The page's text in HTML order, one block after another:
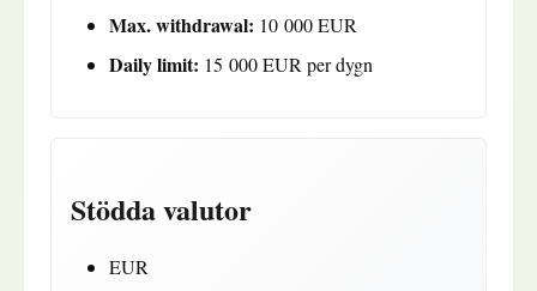
Max. withdrawal: 10 000 EUR
Daily limit: 15 000 EUR per dygn
Stödda valutor
EUR